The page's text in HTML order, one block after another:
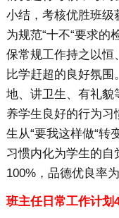
小结，考核优胜班级
为规范“十不“要求的
保常规工作持之以恒
比学赶超的良好氛
地、讲卫生、有礼貌
养学生良好的行为习
生从“要我这样做“转
习惯内化为学生的自
100%，品德优良率为
班主任日常工作计划